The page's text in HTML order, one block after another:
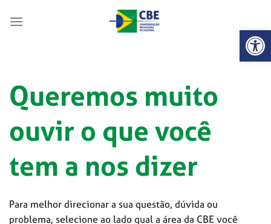
Abrir
Queremos muito
ouvir o que você
tem a nos dizer
Para melhor direcionar a sua questão, dúvida ou
problema, selecione ao lado qual a área da CBE você